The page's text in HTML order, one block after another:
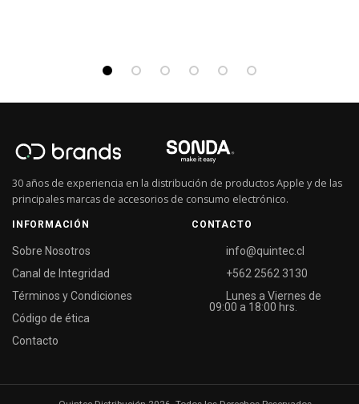
30 años de experiencia en la distribución de productos Apple y de las
principales marcas de accesorios de consumo electrónico.
INFORMACIÓN
Sobre Nosotros
Canal de Integridad
Términos y Condiciones
Código de ética
Contacto
CONTACTO
info@quintec.cl
+562 2562 3130
Lunes a Viernes de
09:00 a 18:00 hrs.